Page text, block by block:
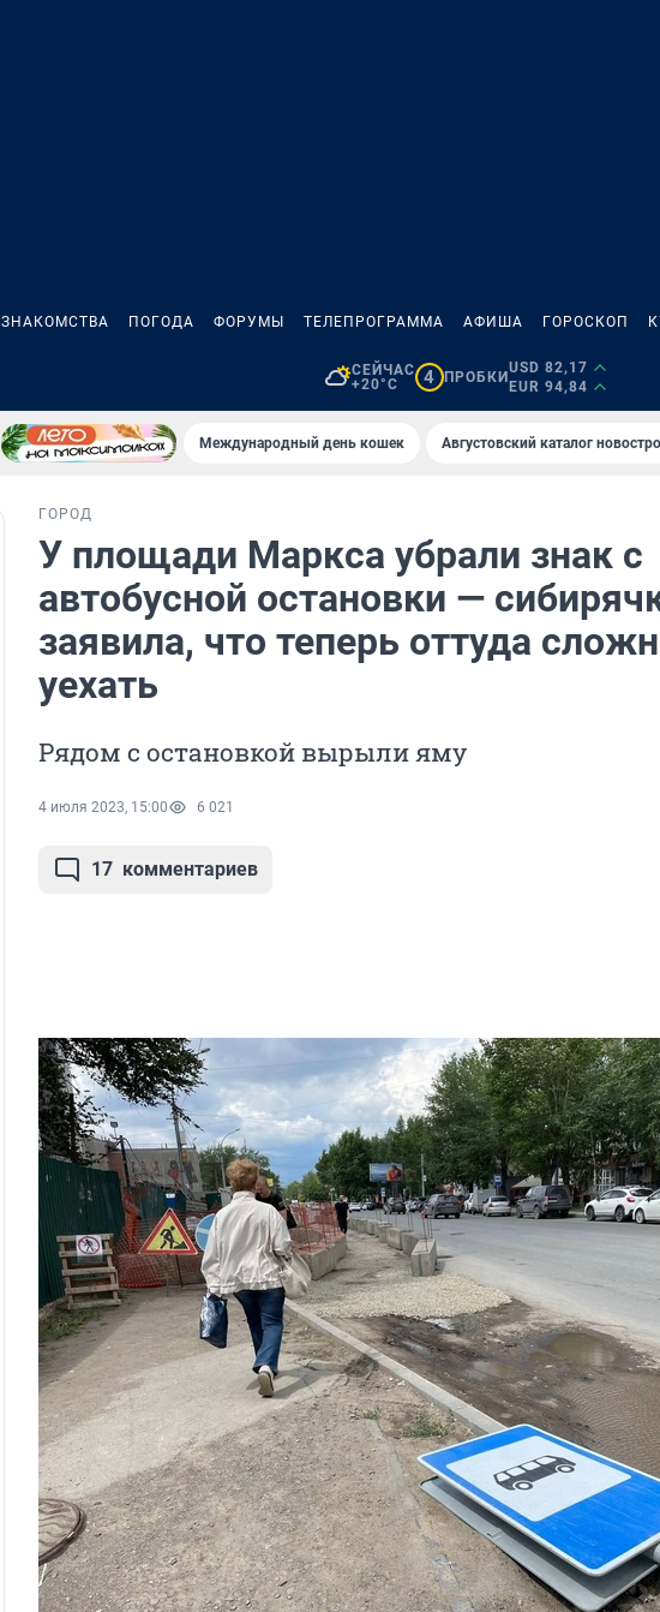
ЗНАКОМСТВА ПОГОДА ФОРУМЫ ТЕЛЕПРОГРАММА АФИША ГОРОСКОП
СЕЙЧАС
+20°C
4 ПРОБКИ
USD 82,17
EUR 94,84
Международный день кошек Августовский каталог
ГОРОД
У площади Маркса убрали знак с
автобусной остановки —
заявила, что теперь оттуда
уехать
Рядом с остановкой вырыли яму
4 июля 2023, 15:00 6 021
17 комментариев